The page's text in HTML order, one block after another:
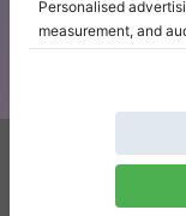
Tenetevi